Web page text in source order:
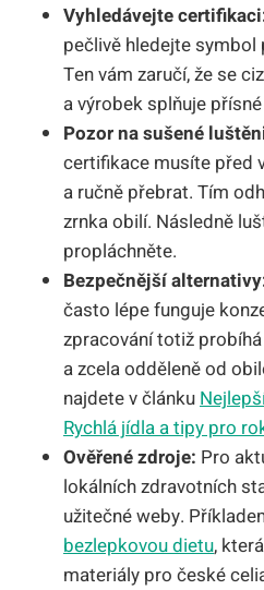
Vyhledávejte
pečlivě hledejte
Ten vám zaručí, že se
a výrobek splňuje
Pozor na sušené
certifikace musíte před
a ručně přebrat. Tím
zrnka obilí. Následně
propláchněte.
Bezpečnější
často lépe funguje
zpracování totiž
a zcela odděleně od
najdete v článku
Rychlá jídla a tipy pro
Ověřené zdroje: Pro
lokálních zdravotních
užitečné weby.
bezlepkovou dietu,
materiály pro české